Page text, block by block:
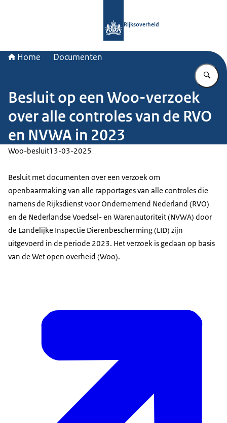
Rijksoverheid
Home Documenten
Besluit op een Woo-verzoek
over alle controles van de RVO
en NVWA in 2023
Woo-besluit13-03-2025
Besluit met documenten over een verzoek om
openbaarmaking van alle rapportages van alle controles die
namens de Rijksdienst voor Ondernemend Nederland (RVO)
en de Nederlandse Voedsel- en Warenautoriteit (NVWA) door
de Landelijke Inspectie Dierenbescherming (LID) zijn
uitgevoerd in de periode 2023. Het verzoek is gedaan op basis
van de Wet open overheid (Woo).